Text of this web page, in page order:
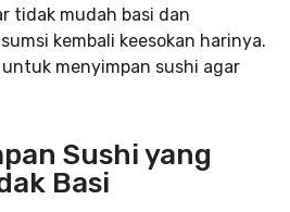
tidak mudah basi dan
kembali keesokan harinya.
menyimpan sushi agar
Sushi yang
Basi